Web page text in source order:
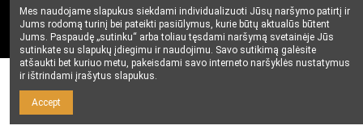
Mes naudojame slapukus siekdami individualizuoti Jūsų naršymo patirtį ir
Jums rodomą turinį bei pateikti pasiūlymus, kurie būtų aktualūs būtent
Jums. Paspaudę „sutinku“ arba toliau tęsdami naršymą svetainėje Jūs
sutinkate su slapukų įdiegimu ir naudojimu. Savo sutikimą galėsite
atšaukti bet kuriuo metu, pakeisdami savo interneto naršyklės nustatymus
ir ištrindami įrašytus slapukus.
Accept